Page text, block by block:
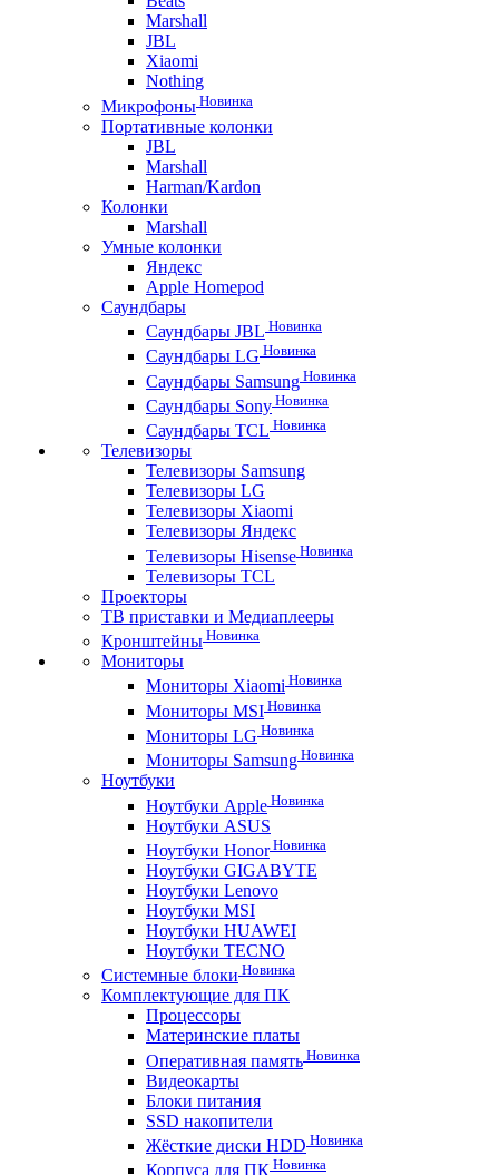
Marshall
JBL
Xiaomi
Nothing
Микрофоны Новинка
Портативные колонки
JBL
Marshall
Harman/Kardon
Колонки
Marshall
Умные колонки
Яндекс
Apple Homepod
Саундбары
Саундбары JBL Новинка
Саундбары LG Новинка
Саундбары Samsung Новинка
Саундбары Sony Новинка
Саундбары TCL Новинка
Телевизоры
Телевизоры Samsung
Телевизоры LG
Телевизоры Xiaomi
Телевизоры Яндекс
Телевизоры Hisense Новинка
Телевизоры TCL
Проекторы
ТВ приставки и Медиаплееры
Кронштейны Новинка
Мониторы
Мониторы Xiaomi Новинка
Мониторы MSI Новинка
Мониторы LG Новинка
Мониторы Samsung Новинка
Ноутбуки
Ноутбуки Apple Новинка
Ноутбуки ASUS
Ноутбуки HonorНовинка
Ноутбуки GIGABYTE
Ноутбуки Lenovo
Ноутбуки MSI
Ноутбуки HUAWEI
Ноутбуки TECNO
Системные блоки Новинка
Комплектующие для ПК
Процессоры
Материнские платы
Оперативная память Новинка
Видеокарты
Блоки питания
SSD накопители
Жёсткие диски HDD Новинка
Корпуса для ПК Новинка